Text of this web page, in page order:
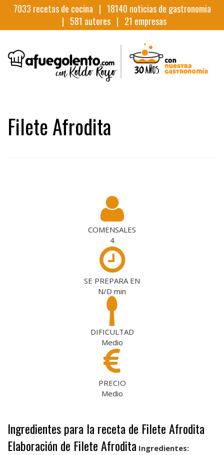
7033 recetas de cocina | 18140 noticias de gastronomia
| 581 autores | 21 empresas
Filete Afrodita
COMENSALES
4
SE PREPARA EN
N/D min
DIFICULTAD
Medio
PRECIO
Medio
Ingredientes para la receta de Filete Afrodita
Elaboración de Filete Afrodita Ingredientes: